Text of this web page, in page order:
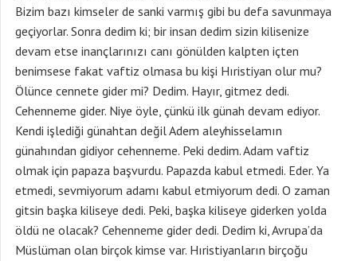
Bizim bazı kimseler de sanki varmış gibi bu defa savunmaya
geçiyorlar. Sonra dedim ki; bir insan dedim sizin kilisenize
devam etse inançlarınızı canı gönülden kalpten içten
benimsese fakat vaftiz olmasa bu kişi Hıristiyan olur mu?
Ölünce cennete gider mi? Dedim. Hayır, gitmez dedi.
Cehenneme gider. Niye öyle, çünkü ilk günah devam ediyor.
Kendi işlediği günahtan değil Adem aleyhisselamın
günahından gidiyor cehenneme. Peki dedim. Adam vaftiz
olmak için papaza başvurdu. Papazda kabul etmedi. Eder. Ya
etmedi, sevmiyorum adamı kabul etmiyorum dedi. O zaman
gitsin başka kiliseye dedi. Peki, başka kiliseye giderken yolda
öldü ne olacak? Cehenneme gider dedi. Dedim ki, Avrupa’da
Müslüman olan birçok kimse var. Hıristiyanların birçoğu